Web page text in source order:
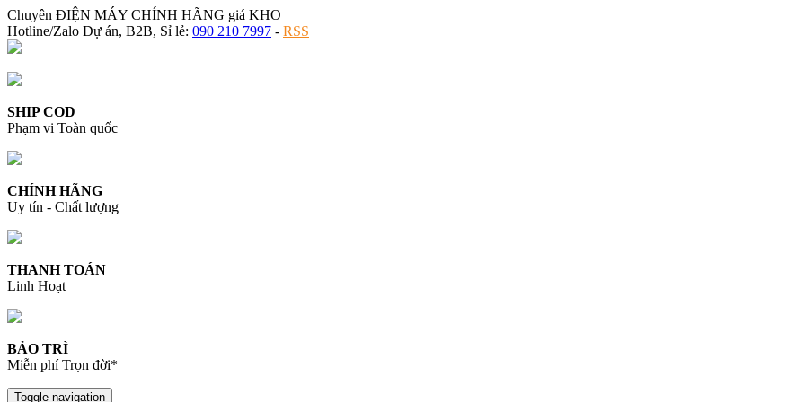
Chuyên ĐIỆN MÁY CHÍNH HÃNG giá KHO
Hotline/Zalo Dự án, B2B, Sỉ lẻ: 090 210 7997 - RSS
SHIP COD
Phạm vi Toàn quốc
CHÍNH HÃNG
Uy tín - Chất lượng
THANH TOÁN
Linh Hoạt
BẢO TRÌ
Miễn phí Trọn đời*
Toggle navigation